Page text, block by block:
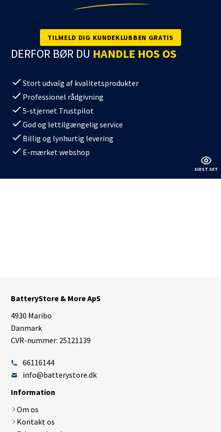
TILMELD DIG KUNDEKLUBBEN GRATIS
DERFOR BØR DU HANDLE HOS OS
Stort udvalg af kvalitetsprodukter
Professionel rådgivning
5-stjernet Trustpilot
God og lettilgængelig service
Billig og lynhurtig levering
E-mærket webshop
BatteryStore & More ApS
4930 Maribo
Danmark
CVR-nummer: 25121139
66116144
info@batterystore.dk
Information
Om os
Kontakt os
SIDST SET